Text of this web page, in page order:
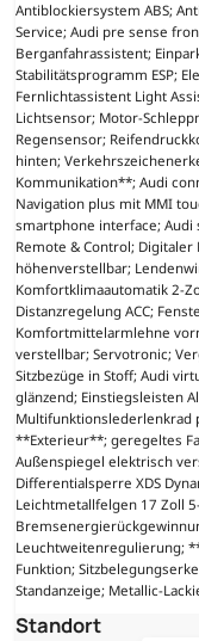
Antiblockiersystem ABS;
Service; Audi pre sense
Berganfahrassistent;
Stabilitätsprogramm ESP;
Fernlichtassistent Light
Lichtsensor; Motor-
Regensensor;
hinten;
Kommunikation**; Audi
Navigation plus mit MMI
smartphone interface; Audi
Remote & Control;
höhenverstellbar;
Komfortklimaautomatik 2-
Distanzregelung ACC;
Komfortmittelarmlehne
verstellbar; Servotronic;
Sitzbezüge in Stoff; Audi
glänzend; Einstiegsleisten
Multifunktionslederlenkrad
**Exterieur**; geregeltes
Außenspiegel elektrisch
Differentialsperre XDS
Leichtmetallfelgen 17 Zoll
Leuchtweitenregulierung;
Funktion;
Standanzeige; Metallic-
Standort